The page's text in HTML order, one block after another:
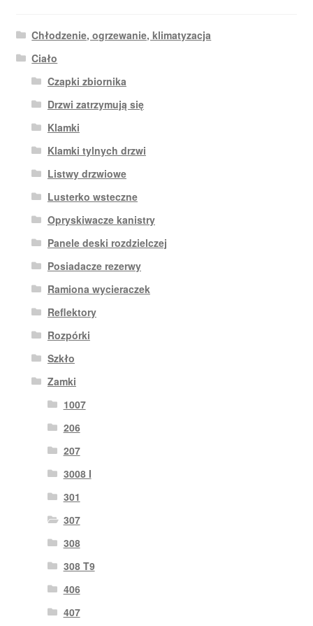
Chłodzenie, ogrzewanie, klimatyzacja
Ciało
Czapki zbiornika
Drzwi zatrzymują się
Klamki
Klamki tylnych drzwi
Listwy drzwiowe
Lusterko wsteczne
Opryskiwacze kanistry
Panele deski rozdzielczej
Posiadacze rezerwy
Ramiona wycieraczek
Reflektory
Rozpórki
Szkło
Zamki
1007
206
207
3008 I
301
307
308
308 T9
406
407